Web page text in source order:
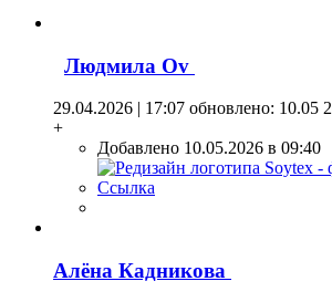
Людмила Оv
29.04.2026 | 17:07 обновлено: 10.05
+
Добавлено 10.05.2026 в 09:40
Ссылка
Алёна Кадникова